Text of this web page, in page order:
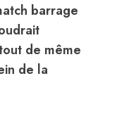
barrage
de même
de la